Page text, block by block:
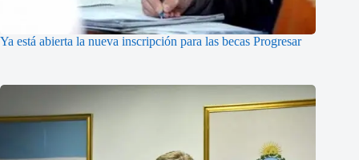
Ya está abierta la nueva inscripción para las becas Progresar